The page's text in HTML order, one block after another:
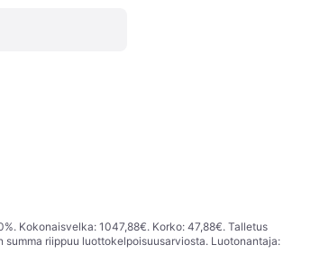
Kokonaisvelka: 1047,88€. Korko: 47,88€. Talletus
riippuu luottokelpoisuusarviosta. Luotonantaja: